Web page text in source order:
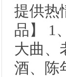
提供热
品】 1
大曲、
酒、陈